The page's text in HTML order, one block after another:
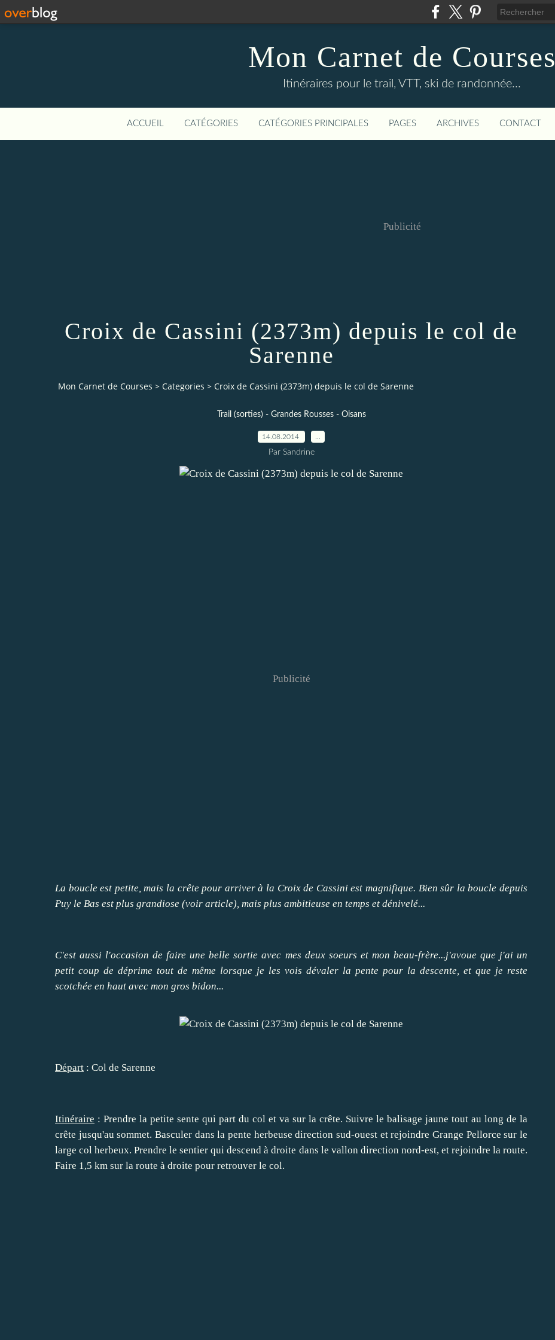
Mon Carnet de Courses
Itinéraires pour le trail, VTT, ski de randonnée...
ACCUEIL CATÉGORIES CATÉGORIES PRINCIPALES PAGES ARCHIVES CONTACT
Publicité
Croix de Cassini (2373m) depuis le col de
Sarenne
Mon Carnet de Courses > Categories > Croix de Cassini (2373m) depuis le col de Sarenne
Trail (sorties) - Grandes Rousses - Oisans
14.08.2014
Par Sandrine
Publicité
La boucle est petite, mais la crête pour arriver à la Croix de Cassini est magnifique. Bien sûr la boucle depuis
Puy le Bas est plus grandiose (voir article), mais plus ambitieuse en temps et dénivelé...
C'est aussi l'occasion de faire une belle sortie avec mes deux soeurs et mon beau-frère...j'avoue que j'ai un
petit coup de déprime tout de même lorsque je les vois dévaler la pente pour la descente, et que je reste
scotchée en haut avec mon gros bidon...
Départ : Col de Sarenne
Itinéraire : Prendre la petite sente qui part du col et va sur la crête. Suivre le balisage jaune tout au long de la
crête jusqu'au sommet. Basculer dans la pente herbeuse direction sud-ouest et rejoindre Grange Pellorce sur le
large col herbeux. Prendre le sentier qui descend à droite dans le vallon direction nord-est, et rejoindre la route.
Faire 1,5 km sur la route à droite pour retrouver le col.